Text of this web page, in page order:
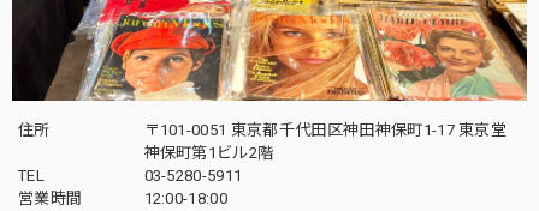
住所
〒101-0051 東京都千代田区神田神保町1-17 東京堂
神保町第1ビル2階
TEL
03-5280-5911
営業時間
12:00-18:00